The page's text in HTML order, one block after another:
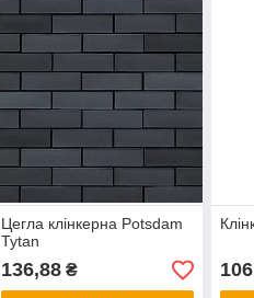
Цегла клінкерна Potsdam
Tytan
136,88₴